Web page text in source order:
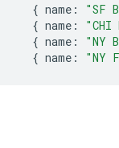
{ name : "SF
{ name : "CHI
{ name : "NY
{ name : "NY